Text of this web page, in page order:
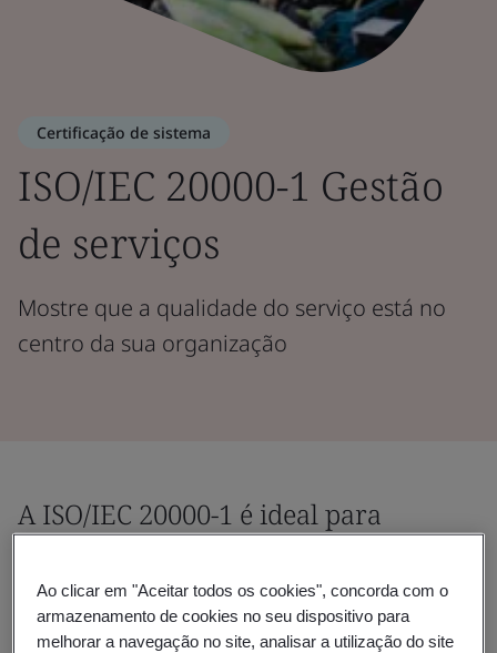
Certificação de sistema
ISO/IEC 20000-1 Gestão
de serviços
Mostre que a qualidade do serviço está no
centro da sua organização
A ISO/IEC 20000-1 é ideal para
grande ou pequeno, que deseje
garantir a qualidade dos serviços que
Ao clicar em "Aceitar todos os cookies", concorda com o
armazenamento de cookies no seu dispositivo para
melhorar a navegação no site, analisar a utilização do site